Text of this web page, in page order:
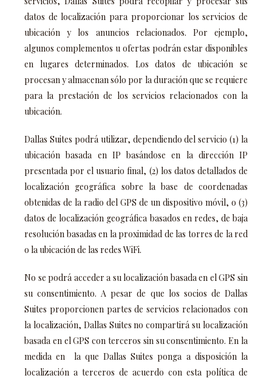
datos de localización para proporcionar los servicios de
ubicación y los anuncios relacionados. Por ejemplo,
algunos complementos u ofertas podrán estar disponibles
en lugares determinados. Los datos de ubicación se
procesan y almacenan sólo por la duración que se requiere
para la prestación de los servicios relacionados con la
ubicación.
Dallas Suites podrá utilizar, dependiendo del servicio (1) la
ubicación basada en IP basándose en la dirección IP
presentada por el usuario final, (2) los datos detallados de
localización geográfica sobre la base de coordenadas
obtenidas de la radio del GPS de un dispositivo móvil, o (3)
datos de localización geográfica basados en redes, de baja
resolución basadas en la proximidad de las torres de la red
o la ubicación de las redes WiFi.
No se podrá acceder a su localización basada en el GPS sin
su consentimiento. A pesar de que los socios de Dallas
Suites proporcionen partes de servicios relacionados con
la localización, Dallas Suites no compartirá su localización
basada en el GPS con terceros sin su consentimiento. En la
medida en la que Dallas Suites ponga a disposición la
localización a terceros de acuerdo con esta política de